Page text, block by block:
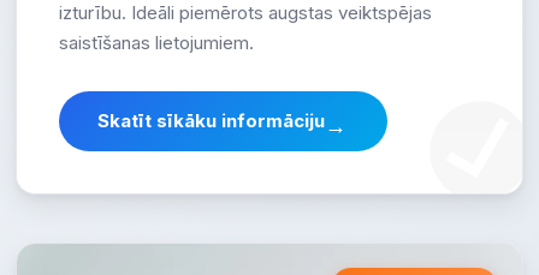
izturību. Ideāli piemērots augstas veiktspējas
saistīšanas lietojumiem.
Skatīt sīkāku informāciju→